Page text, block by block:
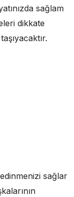
sağlam
dikkate
sağlar